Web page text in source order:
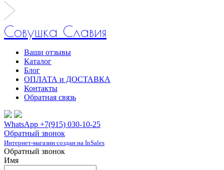
Совушка Славия
Ваши отзывы
Каталог
Блог
ОПЛАТА и ДОСТАВКА
Контакты
Обратная связь
WhatsApp +7(915) 030-10-25
Обратный звонок
Интернет-магазин создан на InSales
Обратный звонок
Имя